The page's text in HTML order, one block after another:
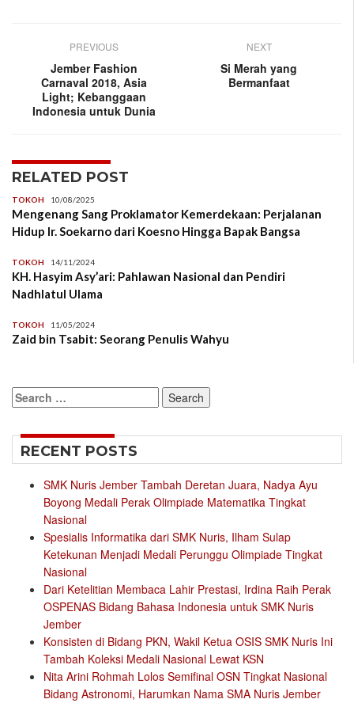
PREVIOUS
Jember Fashion
Carnaval 2018, Asia
Light; Kebanggaan
Indonesia untuk Dunia
NEXT
Si Merah yang
Bermanfaat
RELATED POST
TOKOH 10/08/2025
Mengenang Sang Proklamator Kemerdekaan: Perjalanan
Hidup Ir. Soekarno dari Koesno Hingga Bapak Bangsa
TOKOH 14/11/2024
KH. Hasyim Asy’ari: Pahlawan Nasional dan Pendiri
Nadhlatul Ulama
TOKOH 11/05/2024
Zaid bin Tsabit: Seorang Penulis Wahyu
Search
for:
RECENT POSTS
SMK Nuris Jember Tambah Deretan Juara, Nadya Ayu
Boyong Medali Perak Olimpiade Matematika Tingkat
Nasional
Spesialis Informatika dari SMK Nuris, Ilham Sulap
Ketekunan Menjadi Medali Perunggu Olimpiade Tingkat
Nasional
Dari Ketelitian Membaca Lahir Prestasi, Irdina Raih Perak
OSPENAS Bidang Bahasa Indonesia untuk SMK Nuris
Jember
Konsisten di Bidang PKN, Wakil Ketua OSIS SMK Nuris Ini
Tambah Koleksi Medali Nasional Lewat KSN
Nita Arini Rohmah Lolos Semifinal OSN Tingkat Nasional
Bidang Astronomi, Harumkan Nama SMA Nuris Jember